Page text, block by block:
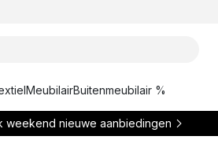
MeubilairBuitenmeubilair %
weekend nieuwe aanbiedingen